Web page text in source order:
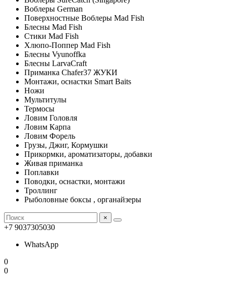
Воблеры German
Поверхностные Воблеры Mad Fish
Блесны Mad Fish
Стики Mad Fish
Хлюпо-Поппер Mad Fish
Блесны Vyunoffka
Блесны LarvaCraft
Приманка Chafer37 ЖУКИ
Монтажи, оснастки Smart Baits
Ножи
Мультитулы
Термосы
Ловим Головля
Ловим Карпа
Ловим Форель
Грузы, Джиг, Кормушки
Прикормки, ароматизаторы, добавки
Живая приманка
Поплавки
Поводки, оснастки, монтажи
Троллинг
Рыболовные боксы , органайзеры
×
+7 9037305030
WhatsApp
0
0